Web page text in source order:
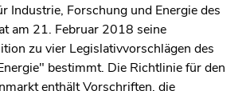
Industrie, Forschung und Energie des
am 21. Februar 2018 seine
zu vier Legislativvorschlägen des
bestimmt. Die Richtlinie für den
enthält Vorschriften, die